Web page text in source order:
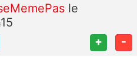
le
+ -